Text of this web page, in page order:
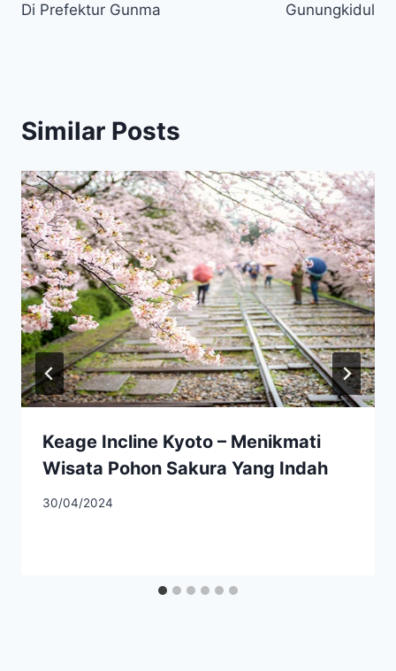
Di Prefektur Gunma
Gunungkidul
Similar Posts
Keage Incline Kyoto – Menikmati
Wisata Pohon Sakura Yang Indah
30/04/2024